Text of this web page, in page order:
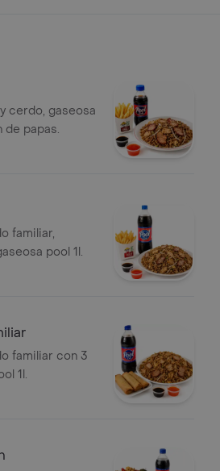
cerdo, gaseosa
de papas.
familiar,
pool 1l.
familiar con 3
1l.